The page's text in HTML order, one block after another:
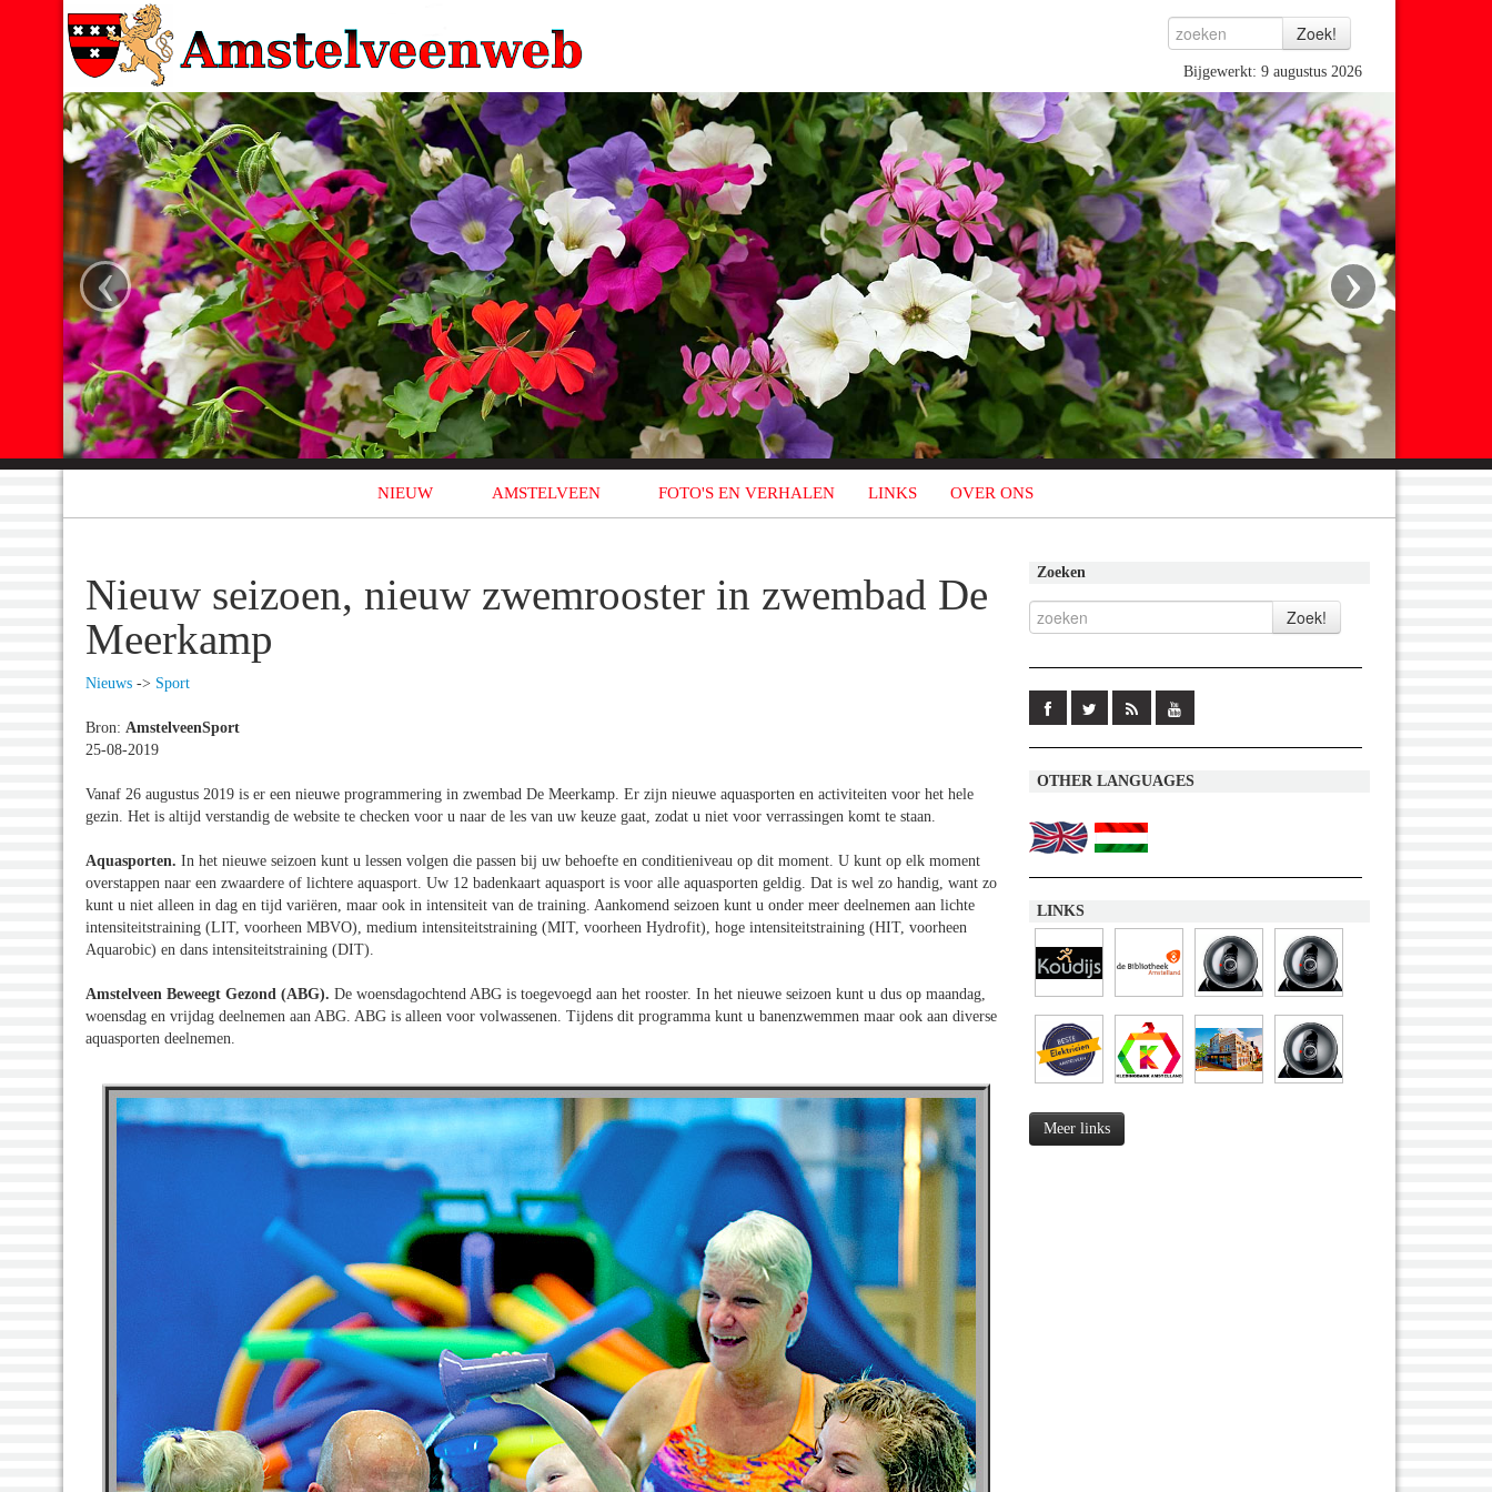
Bijgewerkt: 9 augustus 2026
‹ ›
NIEUW AMSTELVEEN FOTO'S EN VERHALEN LINKS OVER ONS
Nieuw seizoen, nieuw zwemrooster in zwembad De
Meerkamp
Nieuws -> Sport
Bron: AmstelveenSport
25-08-2019
Vanaf 26 augustus 2019 is er een nieuwe programmering in zwembad De Meerkamp. Er zijn nieuwe aquasporten en activiteiten voor het hele
gezin. Het is altijd verstandig de website te checken voor u naar de les van uw keuze gaat, zodat u niet voor verrassingen komt te staan.
Aquasporten. In het nieuwe seizoen kunt u lessen volgen die passen bij uw behoefte en conditieniveau op dit moment. U kunt op elk moment
overstappen naar een zwaardere of lichtere aquasport. Uw 12 badenkaart aquasport is voor alle aquasporten geldig. Dat is wel zo handig, want zo
kunt u niet alleen in dag en tijd variëren, maar ook in intensiteit van de training. Aankomend seizoen kunt u onder meer deelnemen aan lichte
intensiteitstraining (LIT, voorheen MBVO), medium intensiteitstraining (MIT, voorheen Hydrofit), hoge intensiteitstraining (HIT, voorheen
Aquarobic) en dans intensiteitstraining (DIT).
Amstelveen Beweegt Gezond (ABG). De woensdagochtend ABG is toegevoegd aan het rooster. In het nieuwe seizoen kunt u dus op maandag,
woensdag en vrijdag deelnemen aan ABG. ABG is alleen voor volwassenen. Tijdens dit programma kunt u banenzwemmen maar ook aan diverse
aquasporten deelnemen.
Zoeken
OTHER LANGUAGES
LINKS
Meer links